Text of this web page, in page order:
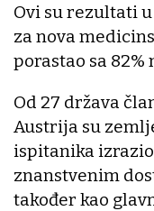
Ovi su rezultati
za nova
porastao sa 82%
Od 27 država
Austrija su
ispitanika
znanstvenim
također kao